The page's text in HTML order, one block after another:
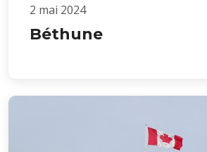
2 mai 2024
Béthune